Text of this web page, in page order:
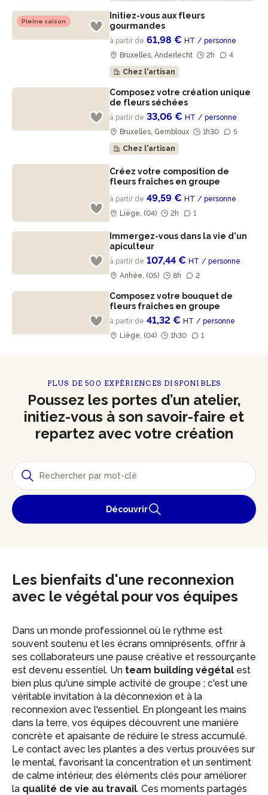
Pleine saison
Initiez-vous aux fleurs
gourmandes
à partir de 61,98 €HT / personne
Bruxelles, Anderlecht
2h
4
Chez l'artisan
Composez votre création unique
de fleurs séchées
à partir de 33,06 €HT / personne
Bruxelles, Gembloux
1h30
5
Chez l'artisan
Créez votre composition de
fleurs fraîches en groupe
à partir de 49,59 €HT / personne
Liège, (04)
2h 1
Immergez-vous dans la vie d'un
apiculteur
à partir de 107,44 €HT / personne
Anhée, (05)
8h 2
Composez votre bouquet de
fleurs fraîches en groupe
à partir de 41,32 €HT / personne
Liège, (04)
1h30 1
PLUS DE 500 EXPÉRIENCES DISPONIBLES
Poussez les portes d’un atelier,
initiez-vous à son savoir-faire et
repartez avec votre création
Découvrir
Les bienfaits d'une reconnexion
avec le végétal pour vos équipes
Dans un monde professionnel où le rythme est
souvent soutenu et les écrans omniprésents, offrir à
ses collaborateurs une pause créative et ressourçante
est devenu essentiel. Un team building végétal est
bien plus qu'une simple activité de groupe ; c'est une
véritable invitation à la déconnexion et à la
reconnexion avec l'essentiel. En plongeant les mains
dans la terre, vos équipes découvrent une manière
concrète et apaisante de réduire le stress accumulé.
Le contact avec les plantes a des vertus prouvées sur
le mental, favorisant la concentration et un sentiment
de calme intérieur, des éléments clés pour améliorer
la qualité de vie au travail. Ces moments partagés